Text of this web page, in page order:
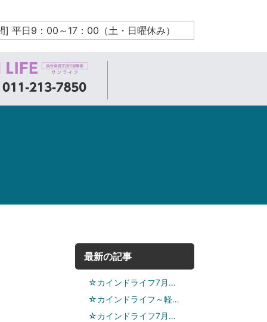
] 平日9：00～17：00（土・日曜休み）
最新の記事
☆カインドライフ7月…
☆カインドライフ～軽…
☆カインドライフ7月…